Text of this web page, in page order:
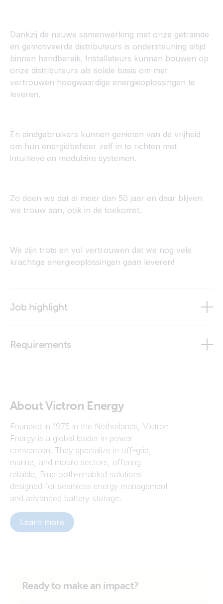
Dankzij de nauwe samenwerking met onze getrainde
en gemotiveerde distributeurs is ondersteuning altijd
binnen handbereik. Installateurs kunnen bouwen op
onze distributeurs als solide basis om met
vertrouwen hoogwaardige energieoplossingen te
leveren.
En eindgebruikers kunnen genieten van de vrijheid
om hun energiebeheer zelf in te richten met
intuïtieve en modulaire systemen.
Zo doen we dat al meer dan 50 jaar en daar blijven
we trouw aan, ook in de toekomst.
We zijn trots en vol vertrouwen dat we nog vele
krachtige energieoplossingen gaan leveren!
Job highlight
Requirements
Minimaal HBO werk- en denkniveau
Minimaal 8 jaar brede HR-ervaring, waarvan
meerdere jaren in een senior rol[LD4.1][OH4.2]
Ervaring met ontwikkelen van schaalbare HR-
structuren in een snelgroeiende internationale
organisatie
Gedegen kennis van internationale HR-operatie,
‘Technisch inzicht’, ervaring met (het inrichten
About Victron Energy
Founded in 1975 in the Netherlands, Victron
Energy is a global leader in power
conversion. They specialize in off-grid,
marine, and mobile sectors, offering
reliable, Bluetooth-enabled solutions
designed for seamless energy management
and advanced battery storage.
Learn more
Ready to make an impact?